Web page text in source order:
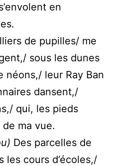
en
de pupilles/ me
sous les dunes
néons,/ leur Ray Ban
dansent,/
qui, les pieds
ma vue.
Des parcelles de
les cours d’écoles,/